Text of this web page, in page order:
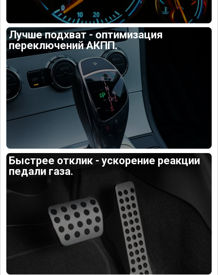
Лучше подхват - оптимизация
переключений АКПП.
Быстрее отклик - ускорение реакции
педали газа.